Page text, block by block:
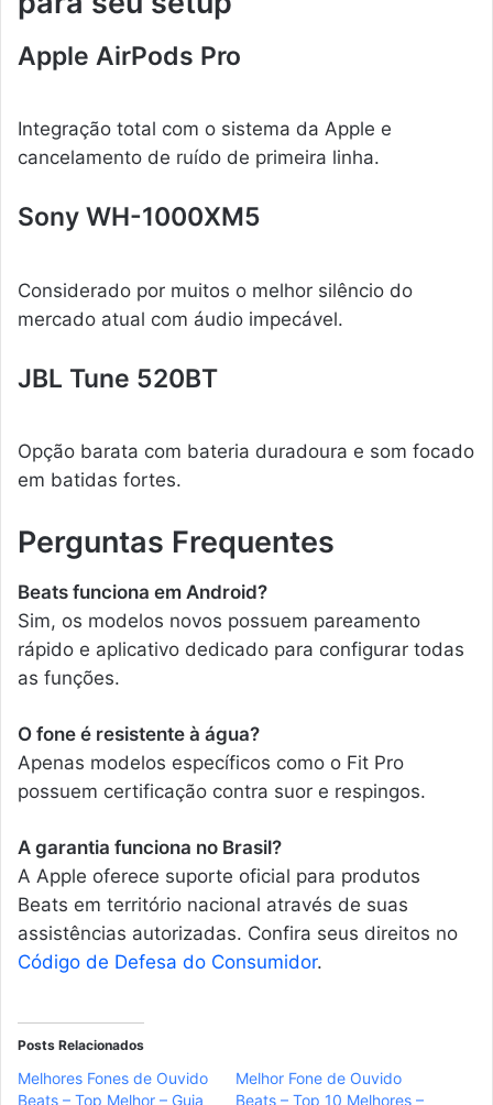
Apple AirPods Pro
Integração total com o sistema da Apple e
cancelamento de ruído de primeira linha.
Sony WH-1000XM5
Considerado por muitos o melhor silêncio do
mercado atual com áudio impecável.
JBL Tune 520BT
Opção barata com bateria duradoura e som focado
em batidas fortes.
Perguntas Frequentes
Beats funciona em Android?
Sim, os modelos novos possuem pareamento
rápido e aplicativo dedicado para configurar todas
as funções.
O fone é resistente à água?
Apenas modelos específicos como o Fit Pro
possuem certificação contra suor e respingos.
A garantia funciona no Brasil?
A Apple oferece suporte oficial para produtos
Beats em território nacional através de suas
assistências autorizadas. Confira seus direitos no
Código de Defesa do Consumidor.
Posts Relacionados
Melhores Fones de Ouvido
Beats – Top Melhor – Guia
Melhor Fone de Ouvido
Beats – Top 10 Melhores –